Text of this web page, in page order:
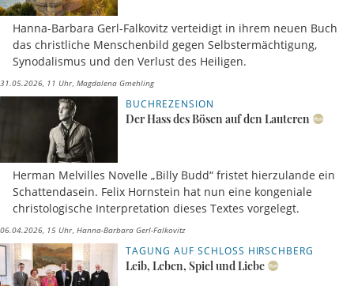
Hanna-Barbara Gerl-Falkovitz verteidigt in ihrem neuen Buch
das christliche Menschenbild gegen Selbstermächtigung,
Synodalismus und den Verlust des Heiligen.
31.05.2026, 11 Uhr Magdalena Gmehling
BUCHREZENSION
Der Hass des Bösen auf den Lauteren
Herman Melvilles Novelle „Billy Budd“ fristet hierzulande ein
Schattendasein. Felix Hornstein hat nun eine kongeniale
christologische Interpretation dieses Textes vorgelegt.
06.04.2026, 15 Uhr Hanna-Barbara Gerl-Falkovitz
TAGUNG AUF SCHLOSS HIRSCHBERG
Leib, Leben, Spiel und Liebe